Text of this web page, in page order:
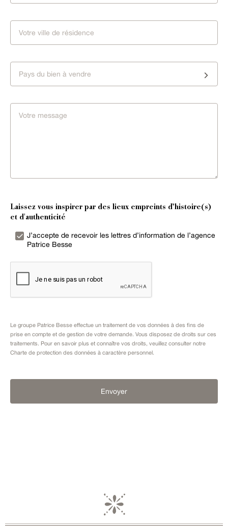
Pays du bien à vendre
Laissez vous inspirer par des lieux empreints d’histoire(s)
et d'authenticité
J’accepte de recevoir les lettres d’information de l’agence
Patrice Besse
Le groupe Patrice Besse effectue un traitement de vos données à des fins de
prise en compte et de gestion de votre demande. Vous disposez de droits sur ces
traitements. Pour en savoir plus et connaître vos droits, veuillez consulter notre
Charte de protection des données à caractère personnel .
Envoyer